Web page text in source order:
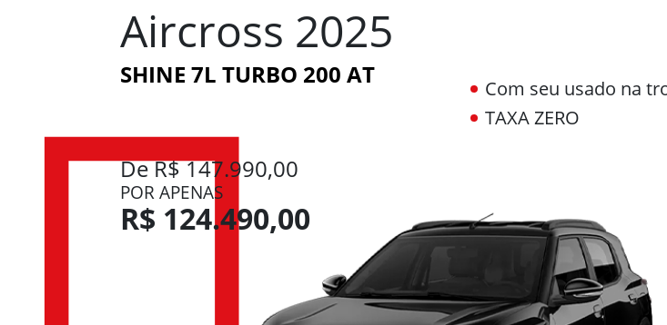
Aircross 2025
SHINE 7L TURBO 200 AT
De R$ 147.990,00
POR APENAS
R$ 124.490,00
Com seu usado na
TAXA ZERO